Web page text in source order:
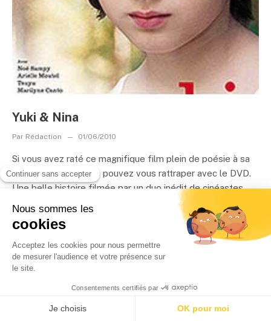
Yuki & Nina
Par Rédaction 01/06/2010
Si vous avez raté ce magnifique film plein de poésie à sa
sortie en salles, vous pouvez vous rattraper avec le DVD.
Une belle histoire filmée par un duo inédit de cinéastes
LIRE LA SUITE